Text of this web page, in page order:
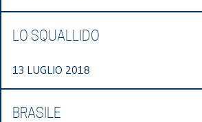
LO SQUALLIDO
13 LUGLIO 2018
BRASILE